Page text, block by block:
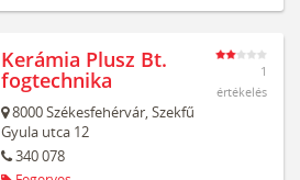
Kerámia Plusz Bt.
fogtechnika
8000Székesfehérvár,Szekfű
Gyula utca 12
340 078
1
értékelés